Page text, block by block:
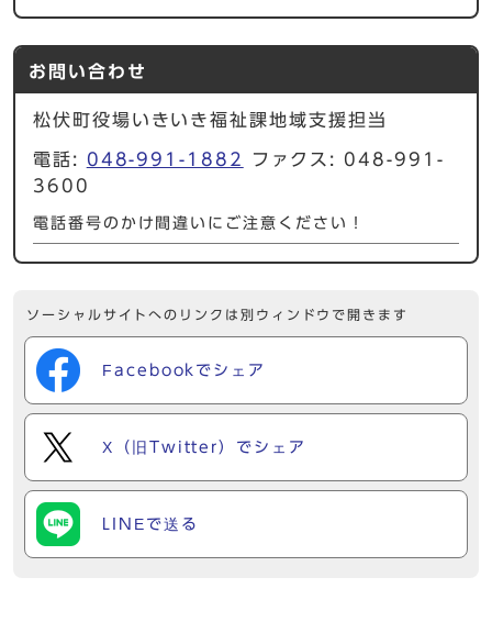
お問い合わせ
松伏町役場いきいき福祉課地域支援担当
電話: 048-991-1882
ファクス: 048-991-
3600
電話番号のかけ間違いにご注意ください！
ソーシャルサイトへのリンクは別ウィンドウで開きます
Facebookでシェア
X（旧Twitter）でシェア
LINEで送る